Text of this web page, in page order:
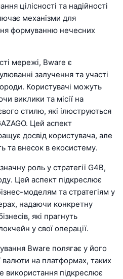
цілісності та надійності
механізми для
формуванню нечесних
мережі, Bware є
залучення та участі
Користувачі можуть
виклики та місії на
стилю, які ілюструються
Цей аспект
досвід користувача, але
та внесок в екосистему.
роль у стратегії G4B,
Цей аспект підкреслює
моделям та стратегіям у
надаючи конкретну
які прагнуть
у свої операції.
Bware полягає у його
валюти на платформах, таких
використання підкреслює